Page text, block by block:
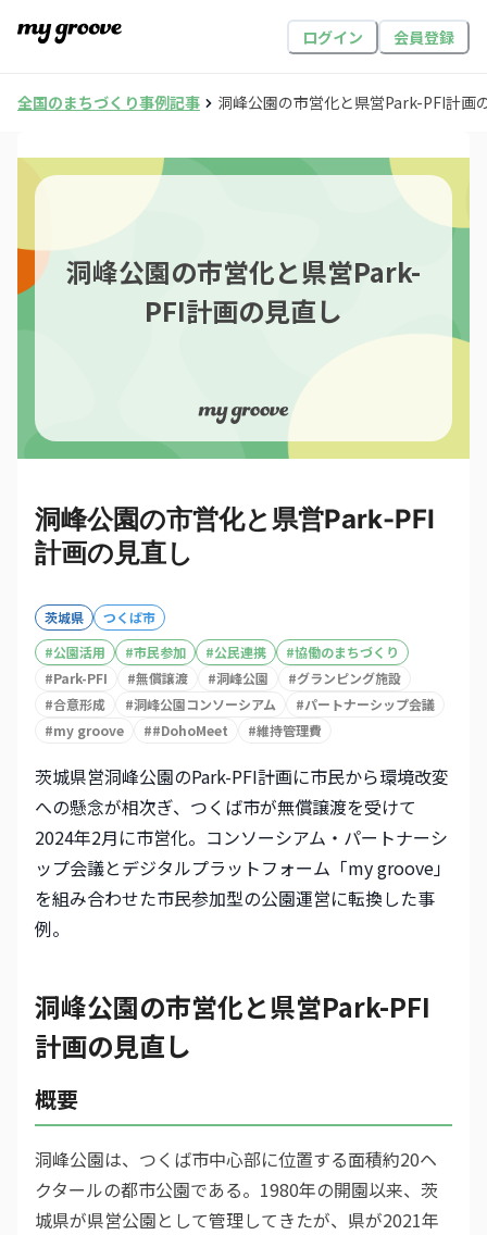
ログイン 会員登録
全国のまちづくり事例記事 洞峰公園の市営化と県営Park-PFI計画
洞峰公園の市営化と県営Park-
PFI計画の見直し
洞峰公園の市営化と県営Park-PFI
計画の見直し
茨城県
つくば市
#公園活用 #市民参加 #公民連携 #協働のまちづくり
#Park-PFI #無償譲渡 #洞峰公園 #グランピング施設
#合意形成 #洞峰公園コンソーシアム #パートナーシップ会議
#my groove ##DohoMeet #維持管理費
茨城県営洞峰公園のPark-PFI計画に市民から環境改変
への懸念が相次ぎ、つくば市が無償譲渡を受けて
2024年2月に市営化。コンソーシアム・パートナーシ
ップ会議とデジタルプラットフォーム「my groove」
を組み合わせた市民参加型の公園運営に転換した事
例。
洞峰公園の市営化と県営Park-PFI
計画の見直し
概要
洞峰公園は、つくば市中心部に位置する面積約20ヘ
クタールの都市公園である。1980年の開園以来、茨
城県が県営公園として管理してきたが、県が2021年